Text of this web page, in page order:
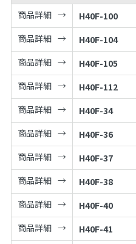
商品詳細
H40F-100
商品詳細
H40F-104
商品詳細
H40F-105
商品詳細
H40F-112
商品詳細
H40F-34
商品詳細
H40F-36
商品詳細
H40F-37
商品詳細
H40F-38
商品詳細
H40F-40
商品詳細
H40F-41